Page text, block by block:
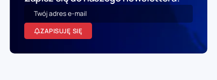
ZAPISUJĘ SIĘ